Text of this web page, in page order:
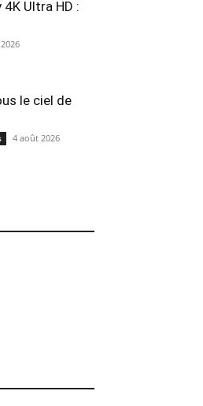
Ultra HD :
le ciel de
4 août 2026